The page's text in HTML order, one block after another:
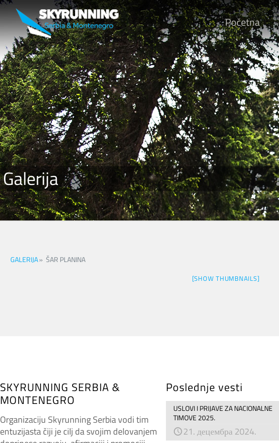
Početna
Galerija
GALERIJA» ŠAR PLANINA
[SHOW THUMBNAILS]
SKYRUNNING SERBIA &
MONTENEGRO
Organizaciju Skyrunning Serbia vodi tim
entuzijasta čiji je cilj da svojim delovanjem
Poslednje vesti
USLOVI I PRIJAVE ZA NACIONALNE
TIMOVE 2025.
21. децембра 2024.